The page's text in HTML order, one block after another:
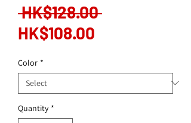
HK$128.00 Regular
HK$108.00
Color *
Quantity *